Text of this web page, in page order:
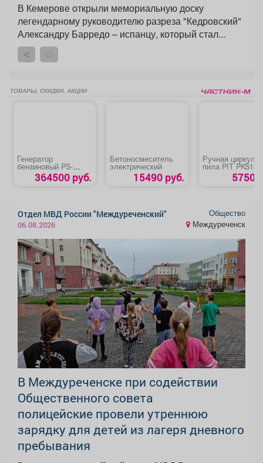
В Кемерове открыли мемориальную доску
легендарному руководителю разреза "Кедровский"
Александру Барредо – испанцу, который стал...
ТОВАРЫ, СКИДКИ, АКЦИИ
Генератор
бензиновый PS-
180EA364500 руб.
Бетоносмеситель
электрический
15490 руб.
Ручная
пила PIT
5750
Отдел МВД России "Междуреченский"
06.08.2026
Общество
Междуреченск
В Междуреченске при содействии
Общественного совета
полицейские провели утреннюю
зарядку для детей из лагеря дневного
пребывания